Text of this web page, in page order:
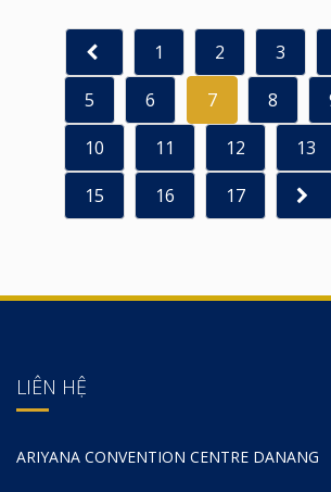
1 2 3
5
6 7 8
10
11 12 13
15
16 17
LIÊN HỆ
ARIYANA CONVENTION CENTRE DANANG